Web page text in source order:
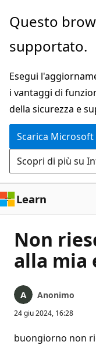
Ignora
passa
contenuto
principale
Questo
supportato.
Esegui
i vantaggi di
della sicurezza e
Scarica Microsoft
Scopri di più su
Learn
Non
alla mia
Anonimo
24 giu 2024, 16:28
buongiorno non